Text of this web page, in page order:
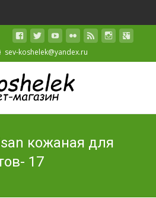
sev-koshelek@yandex.ru
кожаная для
17